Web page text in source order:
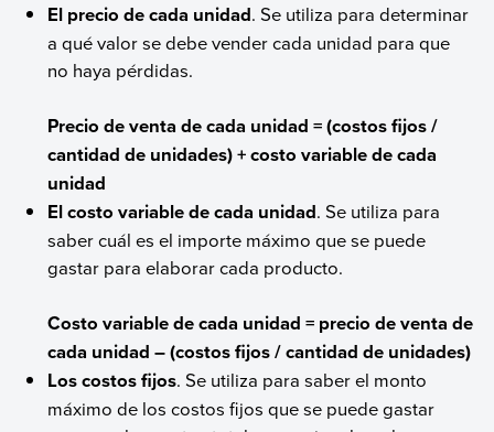
El precio de cada unidad. Se utiliza para determinar
a qué valor se debe vender cada unidad para que
no haya pérdidas.
Precio de venta de cada unidad = (costos fijos /
cantidad de unidades) + costo variable de cada
unidad
El costo variable de cada unidad. Se utiliza para
saber cuál es el importe máximo que se puede
gastar para elaborar cada producto.
Costo variable de cada unidad = precio de venta de
cada unidad – (costos fijos / cantidad de unidades)
Los costos fijos. Se utiliza para saber el monto
máximo de los costos fijos que se puede gastar